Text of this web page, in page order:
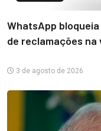
WhatsApp
de reclamações na
3 de agosto de 2026